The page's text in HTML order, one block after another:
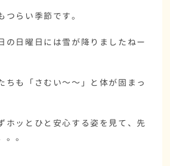
つらい季節です。
の日曜日には雪が降りましたねー
ちも「さむい～～」と体が固まっ
ホッとひと安心する姿を見て、先
。